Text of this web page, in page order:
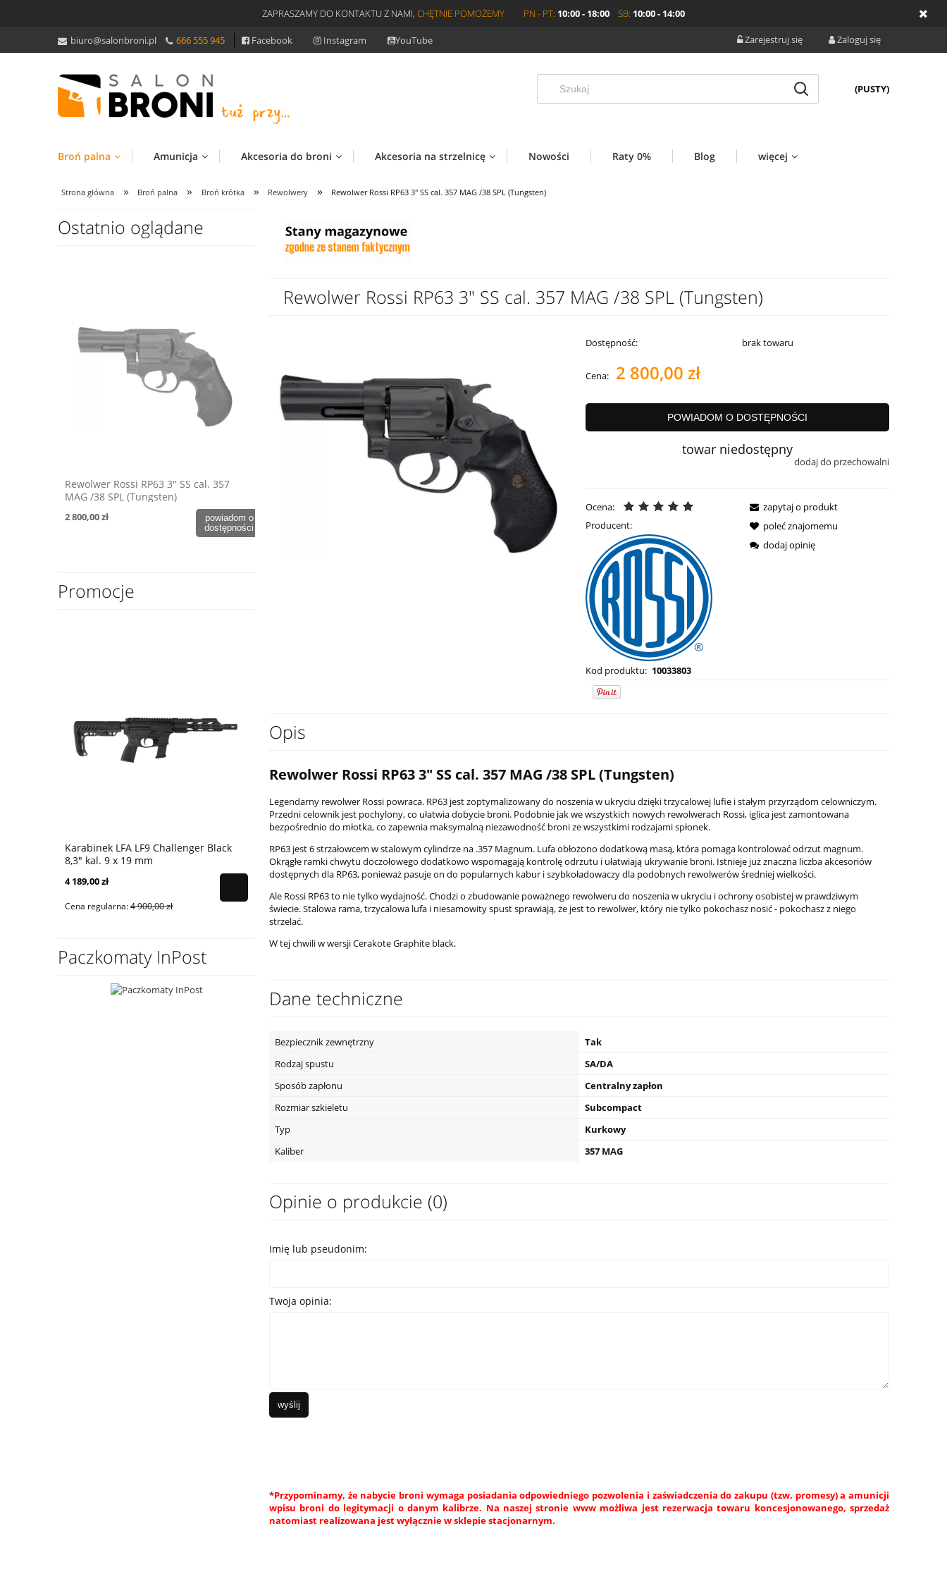
ZAPRASZAMY DO KONTAKTU Z NAMI, CHĘTNIE POMOŻEMY PN - PT: 10:00 - 18:00 SB: 10:00 - 14:00
biuro@salonbroni.pl 666 555 945 Facebook Instagram YouTube Zarejestruj się Zaloguj się
(PUSTY)
Broń palna Amunicja Akcesoria do broni Akcesoria na strzelnicę Nowości Raty 0% Blog więcej
Strona główna » Broń palna » Broń krótka » Rewolwery » Rewolwer Rossi RP63 3" SS cal. 357 MAG /38 SPL (Tungsten)
Ostatnio oglądane
Rewolwer Rossi RP63 3" SS cal. 357
MAG /38 SPL (Tungsten)
2 800,00 zł
powiadom o
dostępności
Promocje
Karabinek LFA LF9 Challenger Black
8,3" kal. 9 x 19 mm
4 189,00 zł
Cena regularna:4 900,00 zł
Karabinek PCC Son of Gun SOG-Xs 7,5"
9x19 mm - czarny
4 399,00 zł
Cena regularna:4 499,00 zł
Latarka pistoletowa Streamlight TLR-8
G Sub - Sig Sauer P365/P365 XL
2 149,00 zł
Cena regularna:2 599,00 zł
Latarka pistoletowa Streamlight TLR-8
G Sub - Glock 43X/48
1 799,00 zł
Cena regularna:2 099,00 zł
Latarka do
RM2 Laser-G, 1
Cena regularna:
Paczkomaty InPost
Rewolwer Rossi RP63 3" SS cal. 357 MAG /38 SPL (Tungsten)
Dostępność: brak towaru
Cena: 2 800,00 zł
POWIADOM O DOSTĘPNOŚCI
towar niedostępny
dodaj do przechowalni
Ocena:
Producent:
Kod produktu: 10033803
zapytaj o produkt
poleć znajomemu
dodaj opinię
Opis
Rewolwer Rossi RP63 3" SS cal. 357 MAG /38 SPL (Tungsten)
Legendarny rewolwer Rossi powraca. RP63 jest zoptymalizowany do noszenia w ukryciu dzięki trzycalowej lufie i stałym przyrządom celowniczym.
Przedni celownik jest pochylony, co ułatwia dobycie broni. Podobnie jak we wszystkich nowych rewolwerach Rossi, iglica jest zamontowana
bezpośrednio do młotka, co zapewnia maksymalną niezawodność broni ze wszystkimi rodzajami spłonek.
RP63 jest 6 strzałowcem w stalowym cylindrze na .357 Magnum. Lufa obłożono dodatkową masą, która pomaga kontrolować odrzut magnum.
Okrągłe ramki chwytu doczołowego dodatkowo wspomagają kontrolę odrzutu i ułatwiają ukrywanie broni. Istnieje już znaczna liczba akcesoriów
dostępnych dla RP63, ponieważ pasuje on do popularnych kabur i szybkoładowaczy dla podobnych rewolwerów średniej wielkości.
Ale Rossi RP63 to nie tylko wydajność. Chodzi o zbudowanie poważnego rewolweru do noszenia w ukryciu i ochrony osobistej w prawdziwym
świecie. Stalowa rama, trzycalowa lufa i niesamowity spust sprawiają, że jest to rewolwer, który nie tylko pokochasz nosić - pokochasz z niego
strzelać.
W tej chwili w wersji Cerakote Graphite black.
Dane techniczne
Bezpiecznik zewnętrzny
Tak
Rodzaj spustu
SA/DA
Sposób zapłonu
Centralny zapłon
Rozmiar szkieletu
Subcompact
Typ
Kurkowy
Kaliber
357 MAG
Opinie o produkcie (0)
Imię lub pseudonim:
Twoja opinia:
wyślij
*Przypominamy, że nabycie broni wymaga posiadania odpowiedniego pozwolenia i zaświadczenia do zakupu (tzw. promesy) a amunicji
wpisu broni do legitymacji o danym kalibrze. Na naszej stronie www możliwa jest rezerwacja towaru koncesjonowanego, sprzedaż
natomiast realizowana jest wyłącznie w sklepie stacjonarnym.